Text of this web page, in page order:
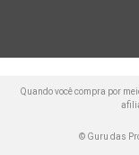
Quando você compra por
© Guru das